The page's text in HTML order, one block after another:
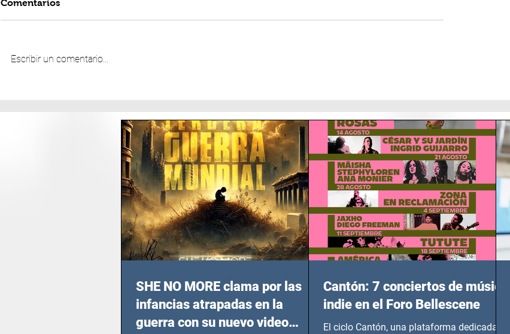
Comentarios
Escribir un comentario...
SHE NO MORE clama por las
infancias atrapadas en la
guerra con su nuevo video
Cantón: 7 conciertos de música
indie en el Foro Bellescene
El ciclo Cantón, una plataforma dedicada a